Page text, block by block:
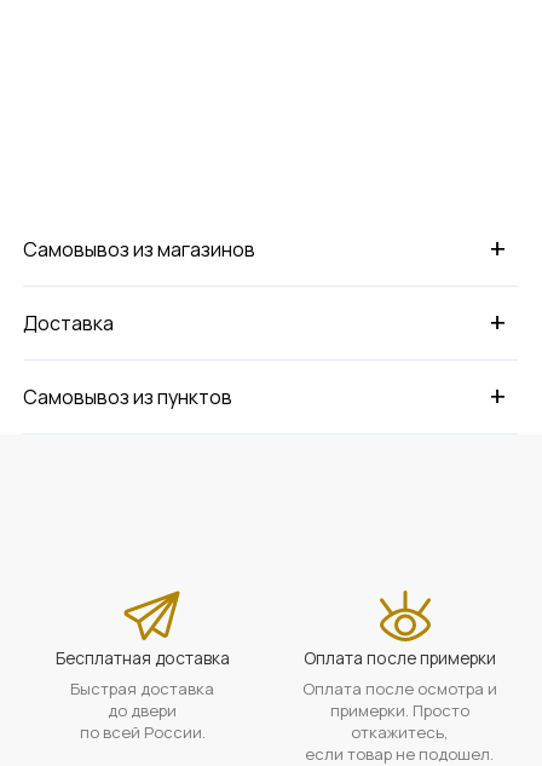
+
Самовывоз из магазинов
+
Доставка
+
Самовывоз из пунктов
Бесплатная доставка
Быстрая доставка
до двери
по всей России.
Оплата после примерки
Оплата после осмотра и
примерки. Просто
откажитесь,
если товар не подошел.